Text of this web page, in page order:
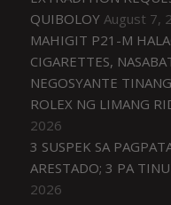
QUIBOLOY August 7,
MAHIGIT P21-M
CIGARETTES,
NEGOSYANTE
ROLEX NG LIMANG
2026
3 SUSPEK SA
ARESTADO; 3 PA
2026